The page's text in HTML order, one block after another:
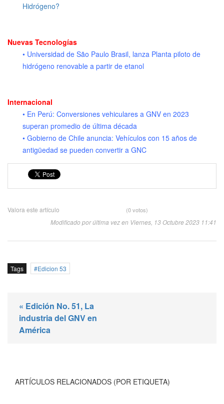
Hidrógeno?
Nuevas Tecnologías
• Universidad de São Paulo Brasil, lanza Planta piloto de
hidrógeno renovable a partir de etanol
Internacional
• En Perú: Conversiones vehiculares a GNV en 2023
superan promedio de última década
• Gobierno de Chile anuncia: Vehículos con 15 años de
antigüedad se pueden convertir a GNC
Valora este artículo (0 votos)
Modificado por última vez en Viernes, 13 Octubre 2023 11:41
Tags Edicion 53
« Edición No. 51, La
industria del GNV en
América
ARTÍCULOS RELACIONADOS (POR ETIQUETA)